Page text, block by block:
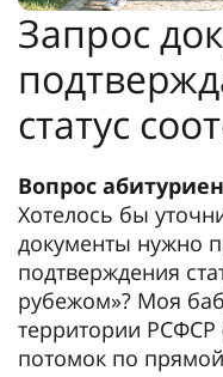
Запрос
статус
Вопрос
Хотелось бы
документы нужно
подтверждения
рубежом»? Моя
территории РСФСР
потомок по